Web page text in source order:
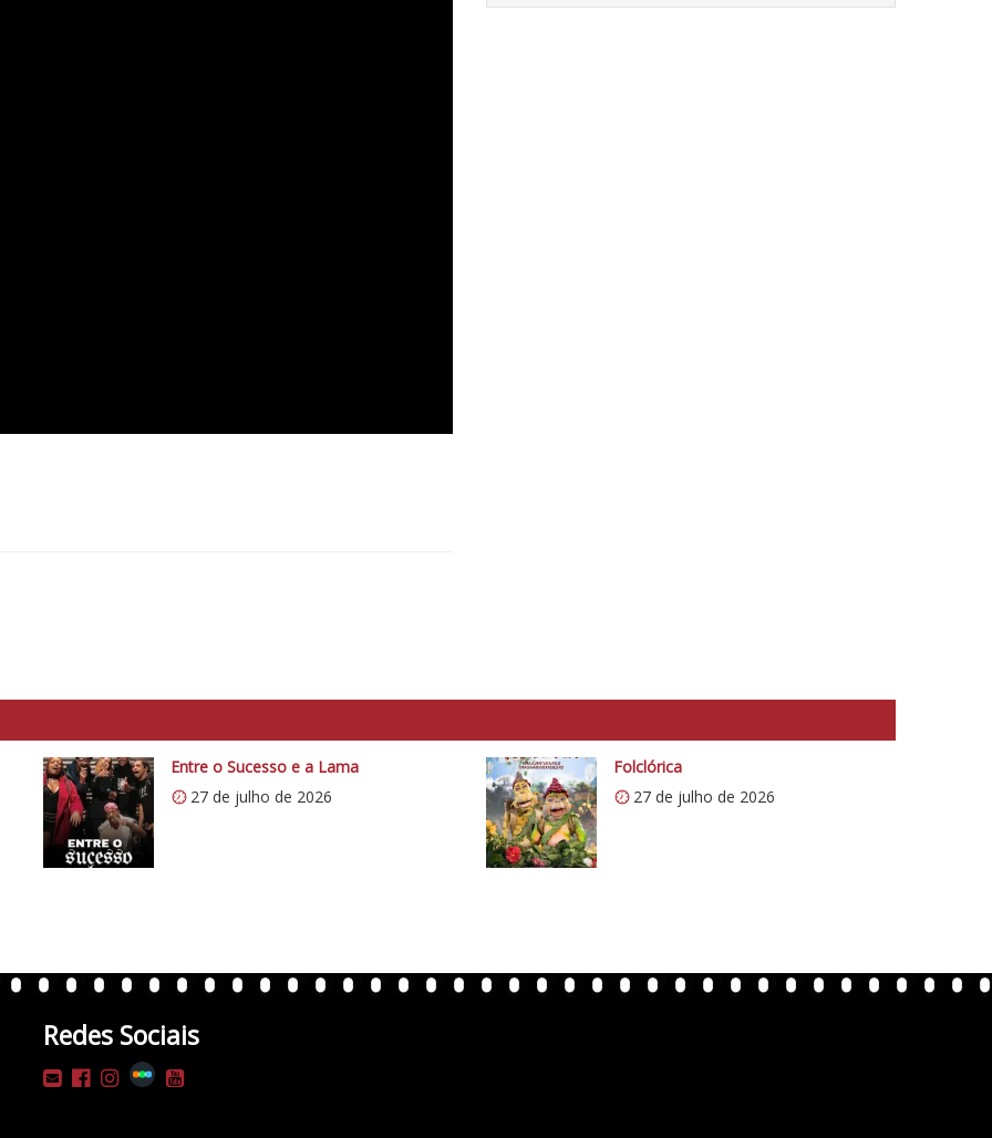
Entre o Sucesso e a Lama
27 de julho de 2026
Folclórica
27 de julho de 2026
Redes Sociais